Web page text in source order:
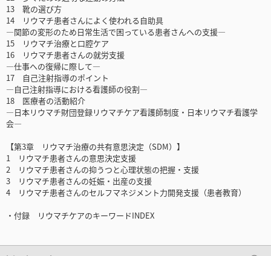
13 靴の選び方
14 リウマチ患者さんによく使われる自助具
―関節の変形のため日常生活で困っている患者さんへの支援―
15 リウマチ治療と口腔ケア
16 リウマチ患者さんの就労支援
―仕事への復帰に際して―
17 自己注射指導のポイント
―自己注射指導における看護師の役割―
18 医療者の活動紹介
―日本リウマチ財団登録リウマチケア看護師制度・日本リウマチ看護学
会―
【第3章 リウマチ治療の共有意思決定（SDM）】
1 リウマチ患者さんの意思決定支援
2 リウマチ患者さんの抑うつと心理状態の把握・支援
3 リウマチ患者さんの妊娠・出産の支援
4 リウマチ患者さんのセルフマネジメント力開発支援（患者教育）
・付録 リウマチケアのキーワードINDEX